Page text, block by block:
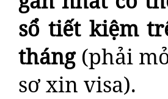
sổ tiết kiệm
tháng(phải
sơ xin visa).